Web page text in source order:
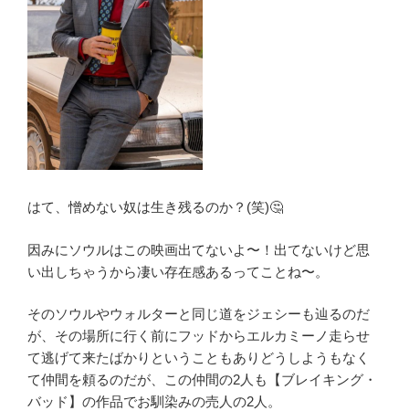
はて、憎めない奴は生き残るのか？(笑)🤔
因みにソウルはこの映画出てないよ〜！出てないけど思
い出しちゃうから凄い存在感あるってことね〜。
そのソウルやウォルターと同じ道をジェシーも辿るのだ
が、その場所に行く前にフッドからエルカミーノ走らせ
て逃げて来たばかりということもありどうしようもなく
て仲間を頼るのだが、この仲間の2人も【ブレイキング・
バッド】の作品でお馴染みの売人の2人。